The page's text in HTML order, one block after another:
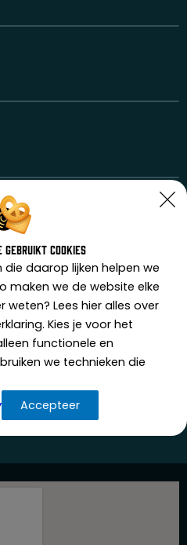
gebruikt cookies
daarop lijken helpen we
maken we de website elke
weten? Lees hier alles over
Kies je voor het
functionele en
we technieken die
Accepteer